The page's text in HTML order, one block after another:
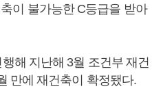
이 불가능한 C등급을 받아
해 지난해 3월 조건부 재건
만에 재건축이 확정됐다.